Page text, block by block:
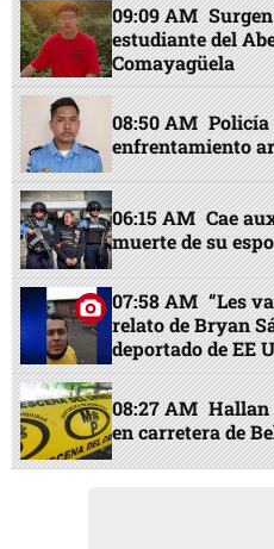
09:09 AM
estudiante del
Comayagüela
08:50 AM Policía
enfrentamiento
06:15 AM Cae
muerte de su
07:58 AM “Les
relato de Bryan
deportado de EE
08:27 AM Hallan
en carretera de